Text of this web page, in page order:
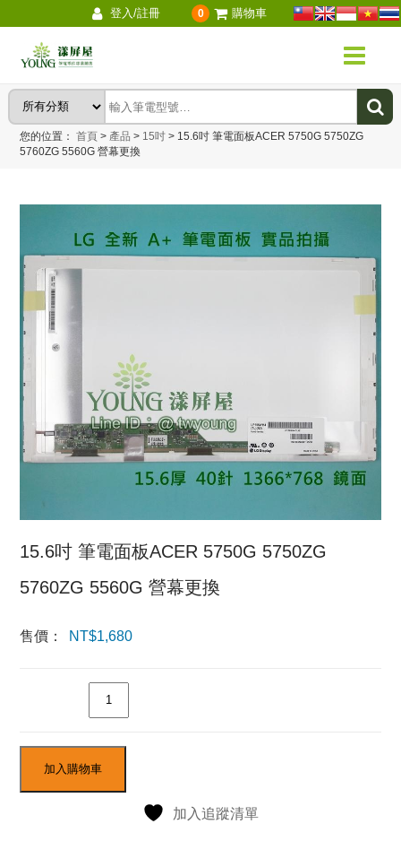
登入/註冊 0 購物車
您的位置：首頁 > 產品 > 15吋 > 15.6吋 筆電面板ACER 5750G 5750ZG
5760ZG 5560G 營幕更換
15.6吋 筆電面板ACER 5750G 5750ZG
5760ZG 5560G 營幕更換
售價： NT$1,680
加入購物車
加入追蹤清單